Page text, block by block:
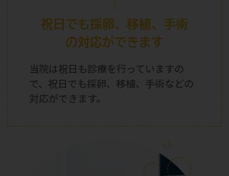
祝日でも採卵、移植、手術
の対応ができます
当院は祝日も診療を行っていますの
で、祝日でも採卵、移植、手術などの
対応ができます。